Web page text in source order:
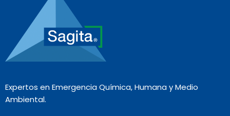
Expertos en Emergencia Química, Humana y Medio
Ambiental.